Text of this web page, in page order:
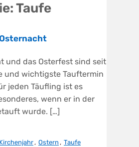
Taufe
und das Osterfest sind seit
und wichtigste Tauftermin
jeden Täufling ist es
wenn er in der
wurde. […]
Kirchenjahr, Ostern , Taufe